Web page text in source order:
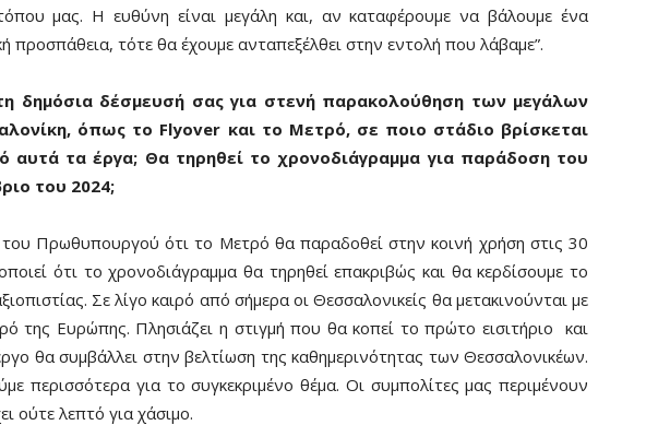
μας. Η ευθύνη είναι μεγάλη και, αν καταφέρουμε να βάλουμε ένα
προσπάθεια, τότε θα έχουμε ανταπεξέλθει στην εντολή που λάβαμε”.
δημόσια δέσμευσή σας για στενή παρακολούθηση των μεγάλων
όπως το Flyover και το Μετρό, σε ποιο στάδιο βρίσκεται
αυτά τα έργα; Θα τηρηθεί το χρονοδιάγραμμα για παράδοση του
του 2024;
Πρωθυπουργού ότι το Μετρό θα παραδοθεί στην κοινή χρήση στις 30
ότι το χρονοδιάγραμμα θα τηρηθεί επακριβώς και θα κερδίσουμε το
Σε λίγο καιρό από σήμερα οι Θεσσαλονικείς θα μετακινούνται με
της Ευρώπης. Πλησιάζει η στιγμή που θα κοπεί το πρώτο εισιτήριο και
θα συμβάλλει στην βελτίωση της καθημερινότητας των Θεσσαλονικέων.
περισσότερα για το συγκεκριμένο θέμα. Οι συμπολίτες μας περιμένουν
ούτε λεπτό για χάσιμο.